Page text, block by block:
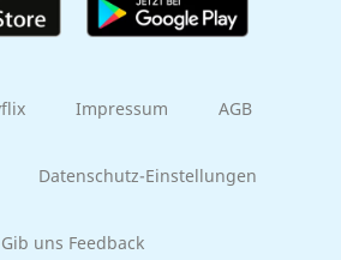
Impressum AGB
Datenschutz-Einstellungen
Gib uns Feedback